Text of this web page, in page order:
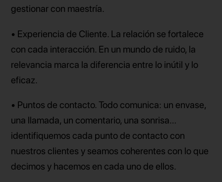
gestionar con maestría.
• Experiencia de Cliente. La relación se fortalece
con cada interacción. En un mundo de ruido, la
relevancia marca la diferencia entre lo inútil y lo
eficaz.
• Puntos de contacto. Todo comunica: un envase,
una llamada, un comentario, una sonrisa…
identifiquemos cada punto de contacto con
nuestros clientes y seamos coherentes con lo que
decimos y hacemos en cada uno de ellos.